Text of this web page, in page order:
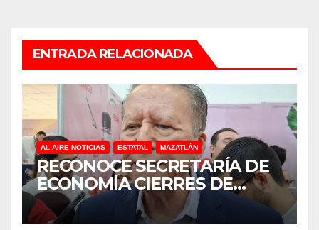
ENTRADA RELACIONADA
AL AIRE NOTICIAS ESTATAL MAZATLÁN
RECONOCE SECRETARÍA DE
ECONOMÍA CIERRES DE
NEGOCIOS EN SINALOA,
PERO SIN UNA CIFRA OFICIAL